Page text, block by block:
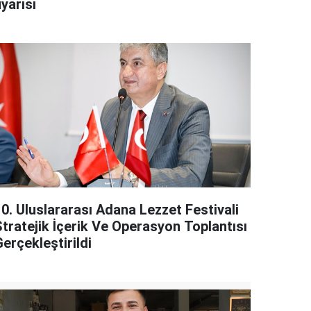
Uluslararası Adana Lezzet Festivali
İçerik Ve Operasyon Toplantısı